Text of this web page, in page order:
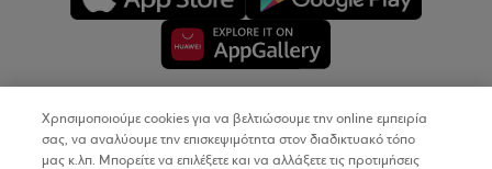
Copyright © 2026
Χρησιμοποιούμε cookies για να βελτιώσουμε την online εμπειρία
σας, να αναλύουμε την επισκεψιμότητα στον διαδικτυακό τόπο
μας κ.λπ. Μπορείτε να επιλέξετε και να αλλάξετε τις προτιμήσεις